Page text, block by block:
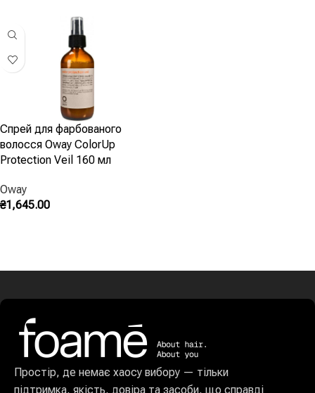
Спрей для фарбованого
волосся Oway ColorUp
Protection Veil 160 мл
Oway
₴1,645.00
Простір, де немає хаосу вибору — тільки
підтримка, якість, довіра та засоби, що справді